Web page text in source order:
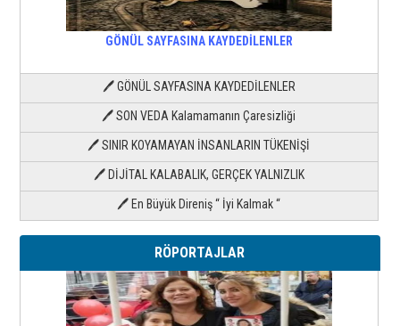
GÖNÜL SAYFASINA KAYDEDİLENLER
🖊 GÖNÜL SAYFASINA KAYDEDİLENLER
🖊 SON VEDA Kalamamanın Çaresizliği
🖊 SINIR KOYAMAYAN İNSANLARIN TÜKENİŞİ
🖊 DİJİTAL KALABALIK, GERÇEK YALNIZLIK
🖊 En Büyük Direniş “ İyi Kalmak “
RÖPORTAJLAR